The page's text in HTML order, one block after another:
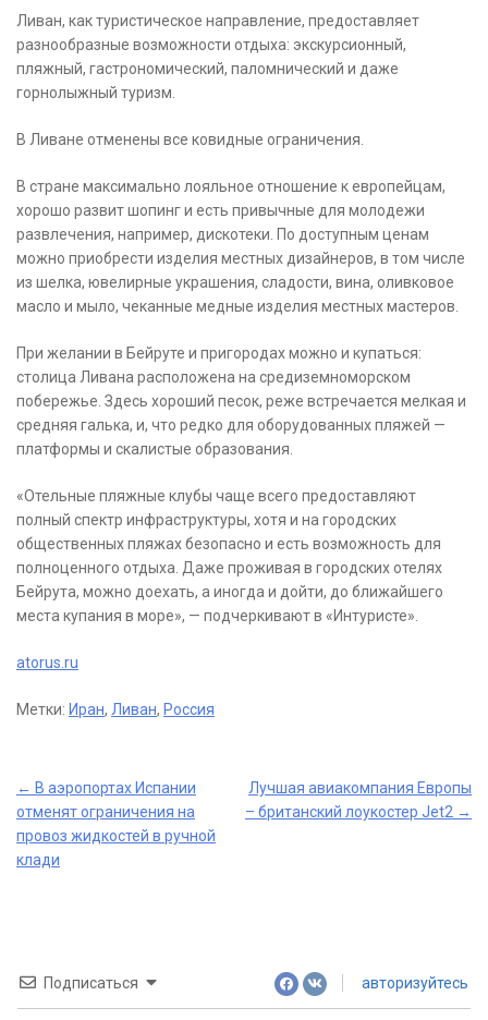
Ливан, как туристическое направление, предоставляет
разнообразные возможности отдыха: экскурсионный,
пляжный, гастрономический, паломнический и даже
горнолыжный туризм.
В Ливане отменены все ковидные ограничения.
В стране максимально лояльное отношение к европейцам,
хорошо развит шопинг и есть привычные для молодежи
развлечения, например, дискотеки. По доступным ценам
можно приобрести изделия местных дизайнеров, в том числе
из шелка, ювелирные украшения, сладости, вина, оливковое
масло и мыло, чеканные медные изделия местных мастеров.
При желании в Бейруте и пригородах можно и купаться:
столица Ливана расположена на средиземноморском
побережье. Здесь хороший песок, реже встречается мелкая и
средняя галька, и, что редко для оборудованных пляжей —
платформы и скалистые образования.
«Отельные пляжные клубы чаще всего предоставляют
полный спектр инфраструктуры, хотя и на городских
общественных пляжах безопасно и есть возможность для
полноценного отдыха. Даже проживая в городских отелях
Бейрута, можно доехать, а иногда и дойти, до ближайшего
места купания в море», — подчеркивают в «Интуристе».
atorus.ru
Метки: Иран, Ливан, Россия
Post
navigation
← В аэропортах Испании
отменят ограничения на
провоз жидкостей в ручной
клади
Лучшая авиакомпания Европы
– британский лоукостер Jet2 →
Подписаться авторизуйтесь